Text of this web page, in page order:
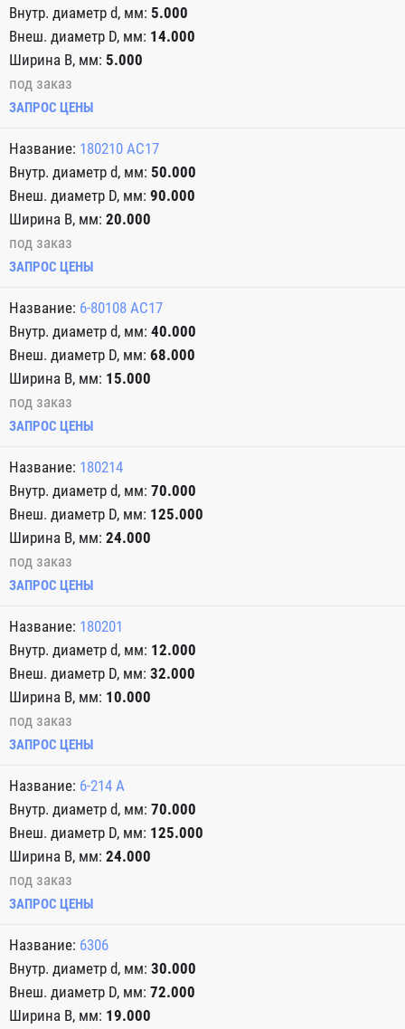
5.000
14.000
5.000
под заказ
ЗАПРОС ЦЕНЫ
180210 АС17
50.000
90.000
20.000
под заказ
ЗАПРОС ЦЕНЫ
6-80108 АС17
40.000
68.000
15.000
под заказ
ЗАПРОС ЦЕНЫ
180214
70.000
125.000
24.000
под заказ
ЗАПРОС ЦЕНЫ
180201
12.000
32.000
10.000
под заказ
ЗАПРОС ЦЕНЫ
6-214 А
70.000
125.000
24.000
под заказ
ЗАПРОС ЦЕНЫ
6306
30.000
72.000
19.000